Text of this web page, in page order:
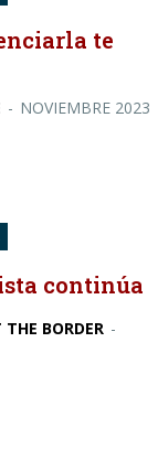
te
- NOVIEMBRE 2023
continúa
BORDER -